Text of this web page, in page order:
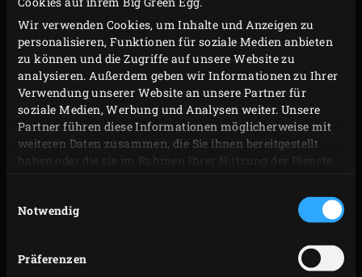
Wir verwenden Cookies, um Inhalte und Anzeigen zu
personalisieren, Funktionen für soziale Medien anbieten
zu können und die Zugriffe auf unsere Website zu
analysieren. Außerdem geben wir Informationen zu Ihrer
Verwendung unserer Website an unsere Partner für
soziale Medien, Werbung und Analysen weiter. Unsere
Partner führen diese Informationen möglicherweise mit
weiteren Daten zusammen, die Sie ihnen bereitgestellt
haben oder die sie im Rahmen Ihrer Nutzung der Dienste
Notwendig
Präferenzen
formen und diese in die Schüssel legen. Die
Schüssel mit einem feuchten, sauberen
Geschirrtuch abdecken und den Teig 2 Stunden
gehen lassen.
In der Zwischenzeit für den Belag die Crème fraîche
mit weissem Pfeffer und Salz abschmecken. Die
dünne Scheiben schneiden. Die Wasabi-Paste mit
der Mayonnaise verrühren. Stelle alle Zutaten bis
zur Verwendung zugedeckt in den Kühlschrank.